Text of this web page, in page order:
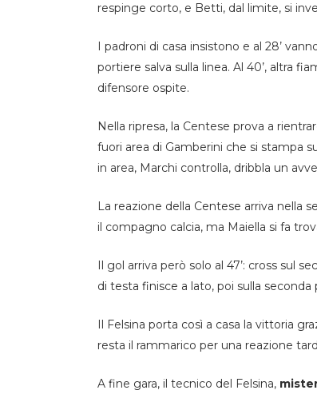
respinge corto, e Betti, dal limite, si
I padroni di casa insistono e al 28’
portiere salva sulla linea. Al 40’, altra
difensore ospite.
Nella ripresa, la Centese prova a
fuori area di Gamberini che si stampa
in area, Marchi controlla, dribbla un
La reazione della Centese arriva nella
il compagno calcia, ma Maiella si fa
Il gol arriva però solo al 47’: cross sul
di testa finisce a lato, poi sulla
Il Felsina porta così a casa la vittoria
resta il rammarico per una reazione
A fine gara, il tecnico del Felsina,